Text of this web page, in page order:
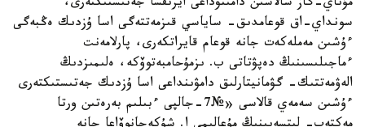
سونداي-اق قوعامدىق- ساياسي قىزمەتتەگى اسا ۇزدىك ەڭبەگى
ءۇشىن مەملەكەت جانە قوعام قايراتكەرى، پارلامەنت
ءماجىلىسىنىڭ دەپۋتاتى ب. ىزمۇحامبەتوۆكە، ەلىمىزدىڭ
الەۋمەتتىك- گۋمانيتارلىق دامۋىنداعى اسا ۇزدىك جەتىستىكتەرى
ءۇشىن سەمەي قالاسى «№7-جالپى ءبىلىم بەرەتىن ورتا